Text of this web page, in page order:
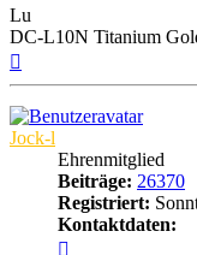
Lu
DC-L10N Titanium
Jock-l
Ehrenmitglied
Beiträge: 26370
Registriert:
Kontaktdaten: